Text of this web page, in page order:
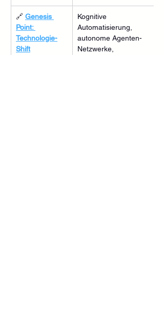
🔗 Genesis
Point:
Technologie-
Shift
Kognitive
Automatisierung,
autonome Agenten-
Netzwerke,